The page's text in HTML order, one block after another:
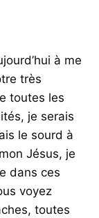
à me
très
toutes les
je serais
le sourd à
Jésus, je
dans ces
voyez
toutes